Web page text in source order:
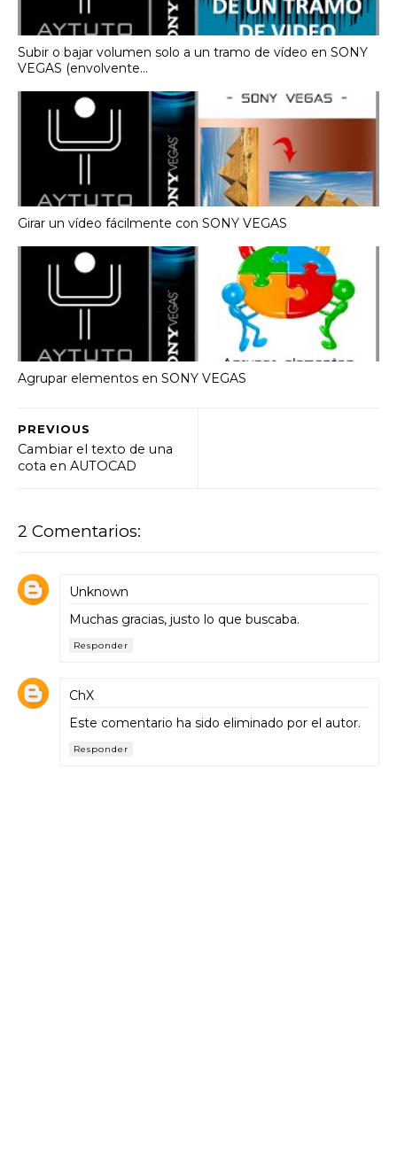
Subir o bajar volumen solo a un tramo de vídeo en SONY
VEGAS (envolvente...
Girar un vídeo fácilmente con SONY VEGAS
Agrupar elementos en SONY VEGAS
PREVIOUS
Cambiar el texto de una
cota en AUTOCAD
2 Comentarios:
Unknown
Muchas gracias, justo lo que buscaba.
Responder
ChX
Este comentario ha sido eliminado por el autor.
Responder